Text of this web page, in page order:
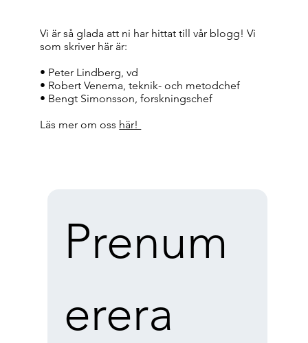
Prenum
erera
Vi är så glada att ni har hittat till vår blogg! Vi
som skriver här är:
• Peter Lindberg, vd
• Robert Venema, teknik- och metodchef
• Bengt Simonsson, forskningschef
Läs mer om oss här!